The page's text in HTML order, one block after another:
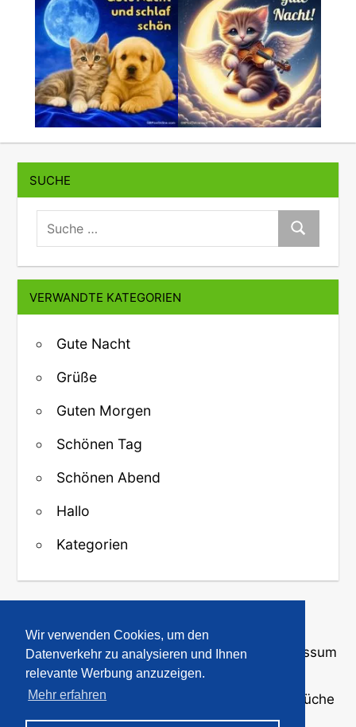
Wir verwenden Cookies, um den
Datenverkehr zu analysieren und Ihnen
relevante Werbung anzuzeigen.
Mehr erfahren
SUCHE
suche:
Suche
VERWANDTE KATEGORIEN
Gute Nacht
Grüße
Guten Morgen
Schönen Tag
Schönen Abend
Hallo
Kategorien
↑ Zurück zum Anfang
Über uns·Kontakt·Datenschutz Impressum
© 2008-2026
· Bilder und Sprüche
für WhatsApp und Profile